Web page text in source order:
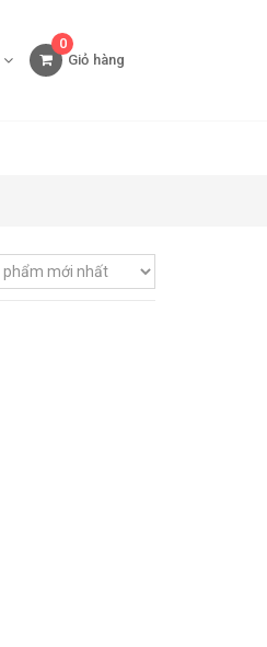
0
Giỏ hàng